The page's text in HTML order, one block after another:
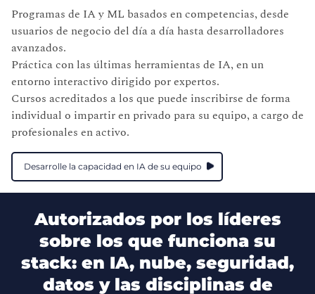
Programas de IA y ML basados en competencias, desde
usuarios de negocio del día a día hasta desarrolladores
avanzados.
Práctica con las últimas herramientas de IA, en un
entorno interactivo dirigido por expertos.
Cursos acreditados a los que puede inscribirse de forma
individual o impartir en privado para su equipo, a cargo de
profesionales en activo.
Desarrolle la capacidad en IA de su equipo
Autorizados por los líderes
sobre los que funciona su
stack: en IA, nube, seguridad,
datos y las disciplinas de